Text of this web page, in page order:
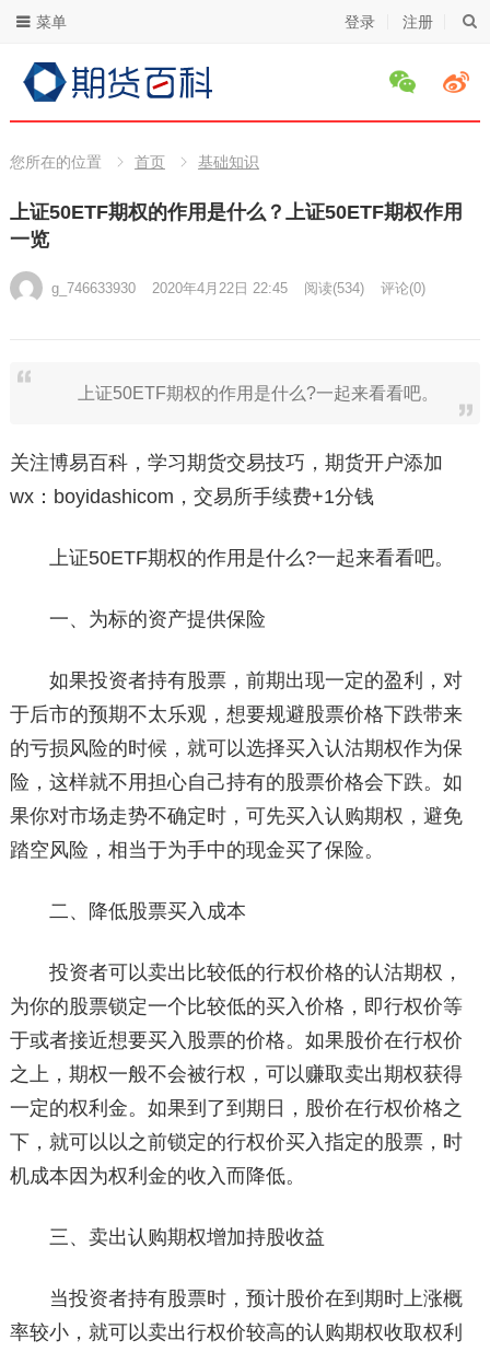
登录 注册
菜单
您所在的位置 首页 基础知识
上证50ETF期权的作用是什么？上证50ETF期权作用
一览
g_746633930 2020年4月22日 22:45 阅读(534) 评论(0)
上证50ETF期权的作用是什么?一起来看看吧。
关注博易百科，学习期货交易技巧，期货开户添加
wx：boyidashicom，交易所手续费+1分钱
上证50ETF期权的作用是什么?一起来看看吧。
一、为标的资产提供保险
如果投资者持有股票，前期出现一定的盈利，对
于后市的预期不太乐观，想要规避股票价格下跌带来
的亏损风险的时候，就可以选择买入认沽期权作为保
险，这样就不用担心自己持有的股票价格会下跌。如
果你对市场走势不确定时，可先买入认购期权，避免
踏空风险，相当于为手中的现金买了保险。
二、降低股票买入成本
投资者可以卖出比较低的行权价格的认沽期权，
为你的股票锁定一个比较低的买入价格，即行权价等
于或者接近想要买入股票的价格。如果股价在行权价
之上，期权一般不会被行权，可以赚取卖出期权获得
一定的权利金。如果到了到期日，股价在行权价格之
下，就可以以之前锁定的行权价买入指定的股票，时
机成本因为权利金的收入而降低。
三、卖出认购期权增加持股收益
当投资者持有股票时，预计股价在到期时上涨概
率较小，就可以卖出行权价较高的认购期权收取权利